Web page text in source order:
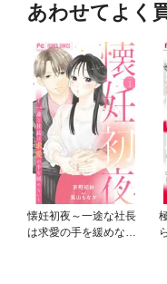
あわせてよく
懐妊初夜～一途な社長
は求愛の手を緩めない